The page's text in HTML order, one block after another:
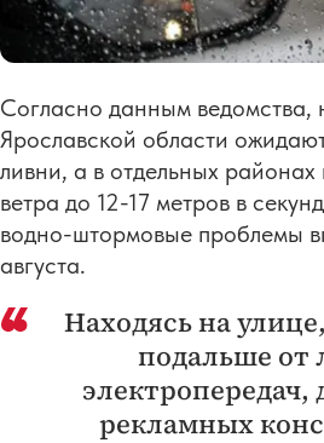
Согласно данным ведомства,
Ярославской области
ливни, а в отдельных районах
ветра до 12-17 метров в
водно-штормовые проблемы
августа.
Находясь на
подальше от
электропередач,
рекламных